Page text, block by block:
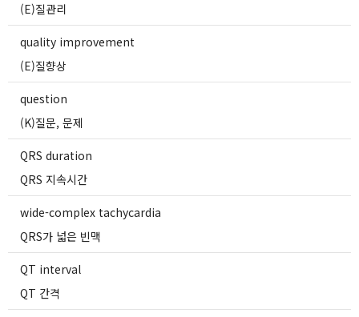
(E)질관리
quality improvement
(E)질향상
question
(K)질문, 문제
QRS duration
QRS 지속시간
wide-complex tachycardia
QRS가 넓은 빈맥
QT interval
QT 간격